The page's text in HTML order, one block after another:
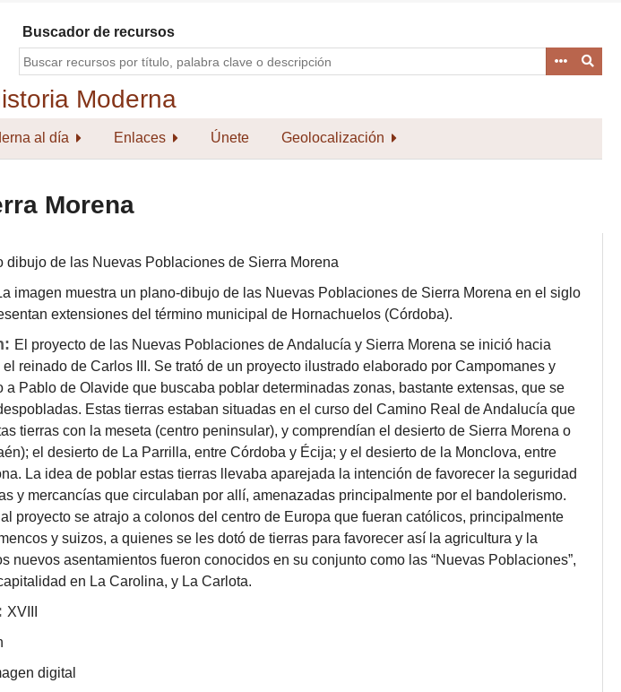
Buscador de recursos
al día Enlaces Únete Geolocalización
Morena
dibujo de las Nuevas Poblaciones de Sierra Morena
imagen muestra un plano-dibujo de las Nuevas Poblaciones de Sierra Morena en el siglo
extensiones del término municipal de Hornachuelos (Córdoba).
El proyecto de las Nuevas Poblaciones de Andalucía y Sierra Morena se inició hacia
el reinado de Carlos III. Se trató de un proyecto ilustrado elaborado por Campomanes y
a Pablo de Olavide que buscaba poblar determinadas zonas, bastante extensas, que se
Estas tierras estaban situadas en el curso del Camino Real de Andalucía que
tierras con la meseta (centro peninsular), y comprendían el desierto de Sierra Morena o
el desierto de La Parrilla, entre Córdoba y Écija; y el desierto de la Monclova, entre
La idea de poblar estas tierras llevaba aparejada la intención de favorecer la seguridad
y mercancías que circulaban por allí, amenazadas principalmente por el bandolerismo.
proyecto se atrajo a colonos del centro de Europa que fueran católicos, principalmente
y suizos, a quienes se les dotó de tierras para favorecer así la agricultura y la
nuevos asentamientos fueron conocidos en su conjunto como las “Nuevas Poblaciones”,
en La Carolina, y La Carlota.
XVIII
digital